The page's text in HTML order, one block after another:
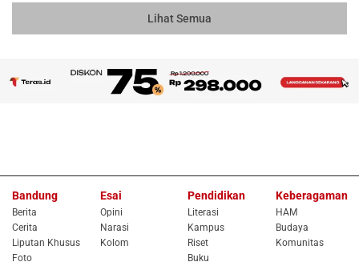
Lihat Semua
Bandung
Berita
Cerita
Liputan Khusus
Foto
Esai
Opini
Narasi
Kolom
Pendidikan
Literasi
Kampus
Riset
Buku
Keberagaman
HAM
Budaya
Komunitas